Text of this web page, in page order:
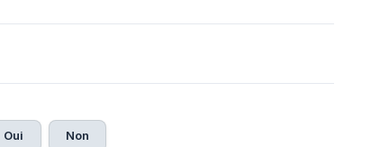
Oui Non